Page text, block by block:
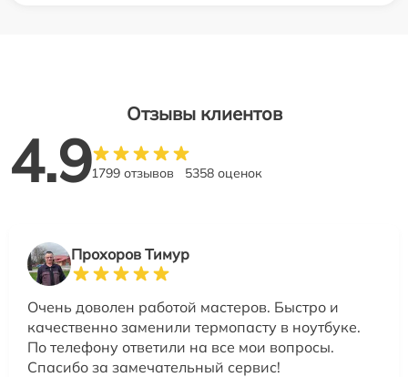
Отзывы клиентов
4.91799 отзывов 5358 оценок
Прохоров Тимур
Очень доволен работой мастеров. Быстро и
качественно заменили термопасту в ноутбуке.
По телефону ответили на все мои вопросы.
Спасибо за замечательный сервис!